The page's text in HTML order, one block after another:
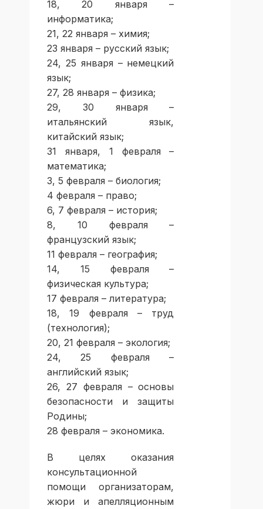
18, 20 января –
информатика;
21, 22 января – химия;
23 января – русский язык;
24, 25 января – немецкий
язык;
27, 28 января – физика;
29, 30 января –
итальянский язык,
китайский язык;
31 января, 1 февраля –
математика;
3, 5 февраля – биология;
4 февраля – право;
6, 7 февраля – история;
8, 10 февраля –
французский язык;
11 февраля – география;
14, 15 февраля –
физическая культура;
17 февраля – литература;
18, 19 февраля – труд
(технология);
20, 21 февраля – экология;
24, 25 февраля –
английский язык;
26, 27 февраля – основы
безопасности и защиты
Родины;
28 февраля – экономика.
В целях оказания
консультационной
помощи организаторам,
жюри и апелляционным